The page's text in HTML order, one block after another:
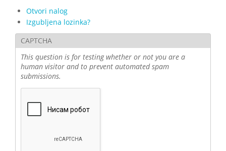
Otvori nalog
Izgubljena lozinka?
CAPTCHA
This question is for testing whether or not you are a
human visitor and to prevent automated spam
submissions.